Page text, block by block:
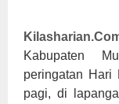
Kabupaten
peringatan Hari
pagi, di